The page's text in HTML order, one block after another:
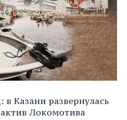
Казани развернулась
Локомотива